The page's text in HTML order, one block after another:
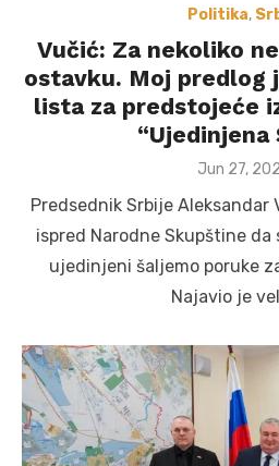
Politika,
Vučić: Za nekoliko
ostavku. Moj predlog
lista za predstojeće
“Ujedinjena
Posted
Jun 27,
Predsednik Srbije Aleksandar
ispred Narodne Skupštine
ujedinjeni šaljemo poruke
Najavio je